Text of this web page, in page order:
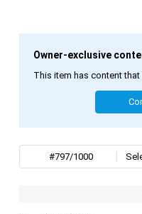
Owner-exclusive
This item has content
#797/1000